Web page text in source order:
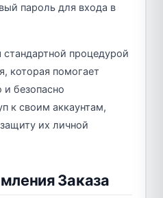
пароль для входа в
стандартной процедурой
которая помогает
и безопасно
к своим аккаунтам,
их личной
Заказа